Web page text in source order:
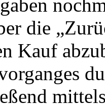
die
Kauf